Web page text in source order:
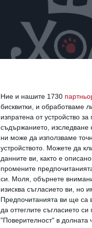
Ние и нашите 1730
бисквитки, и обработваме
изпратена от устройство
съдържанието, изследване
ни може да използваме
устройството. Можете да
данните ви, както е
промените
си.
Моля, обърнете
изисква съгласието ви, но
Предпочитанията ви ще са
да оттеглите съгласието
"Поверителност" в долната